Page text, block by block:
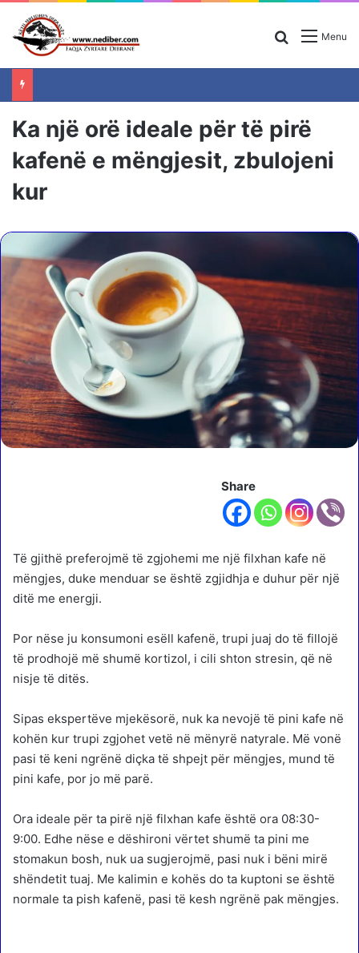
Menu
Search for
Ka një orë ideale për të pirë
kafenë e mëngjesit, zbulojeni
kur
Share
Të gjithë preferojmë të zgjohemi me një filxhan kafe në
mëngjes, duke menduar se është zgjidhja e duhur për një
ditë me energji.
Por nëse ju konsumoni esëll kafenë, trupi juaj do të fillojë
të prodhojë më shumë kortizol, i cili shton stresin, që në
nisje të ditës.
Sipas ekspertëve mjekësorë, nuk ka nevojë të pini kafe në
kohën kur trupi zgjohet vetë në mënyrë natyrale. Më vonë
pasi të keni ngrënë diçka të shpejt për mëngjes, mund të
pini kafe, por jo më parë.
Ora ideale për ta pirë një filxhan kafe është ora 08:30-
9:00. Edhe nëse e dëshironi vërtet shumë ta pini me
stomakun bosh, nuk ua sugjerojmë, pasi nuk i bëni mirë
shëndetit tuaj. Me kalimin e kohës do ta kuptoni se është
normale ta pish kafenë, pasi të kesh ngrënë pak mëngjes.